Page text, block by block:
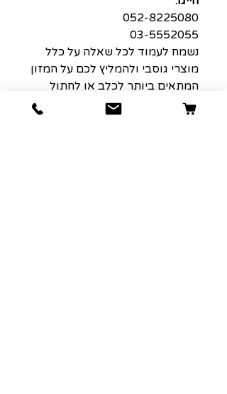
052-8225080
03-5552055
נשמח לעמוד לכל שאלה על כלל
מוצרי גוסבי ולהמליץ לכם על המזון
המתאים ביותר לכלב או לחתול
שלכם.